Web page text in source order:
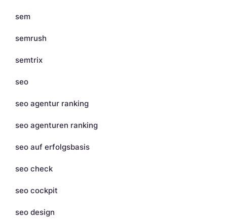
sem
semrush
semtrix
seo
seo agentur ranking
seo agenturen ranking
seo auf erfolgsbasis
seo check
seo cockpit
seo design